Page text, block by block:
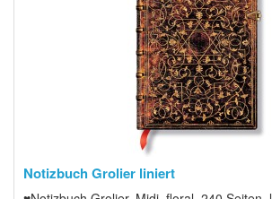
Notizbuch Grolier liniert